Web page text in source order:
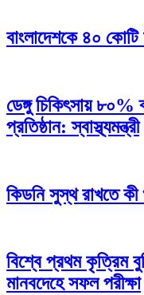
বাংলাদেশকে ৪০ কোটি
ডেঙ্গু চিকিৎসায় ৮০%
প্রতিষ্ঠান: স্বাস্থ্যমন্ত্রী
কিডনি সুস্থ রাখতে কী
বিশ্বে প্রথম কৃত্রিম
মানবদেহে সফল পরীক্ষা